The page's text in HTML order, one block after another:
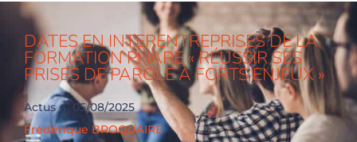
DATES EN INTERENTREPRISES DE LA
FORMATION PHARE « RÉUSSIR SES
PRISES DE PAROLE À FORTS ENJEUX »
Actus
05/08/2025
Frédérique BROQUAIRE